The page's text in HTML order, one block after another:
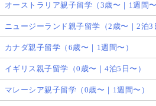
★ ★ ★ ★ ★ 評価を送
みんなの評価: 5 1件)
親子留学 子連れ海外旅行
プチ親子留学
教師宅ホームステ
オーストラリア親子留学（3歳〜｜1週間〜
ニュージーランド親子留学（2歳〜｜2泊3
カナダ親子留学（6歳〜｜1週間〜）
イギリス親子留学（0歳〜｜4泊5日〜）
マレーシア親子留学（0歳〜｜1週間〜）